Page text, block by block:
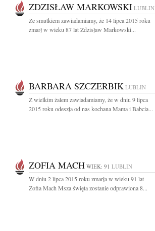
ZDZISŁAW MARKOWSKI LUBLIN
Ze smutkiem zawiadamiamy, że 14 lipca 2015 roku
zmarł w wieku 87 lat Zdzisław Markowski...
BARBARA SZCZERBIK LUBLIN
Z wielkim żalem zawiadamiamy, że w dniu 9 lipca
2015 roku odeszła od nas kochana Mama i Babcia...
ZOFIA MACH WIEK: 91 LUBLIN
W dniu 2 lipca 2015 roku zmarła w wieku 91 lat
Zofia Mach Msza święta zostanie odprawiona 8...